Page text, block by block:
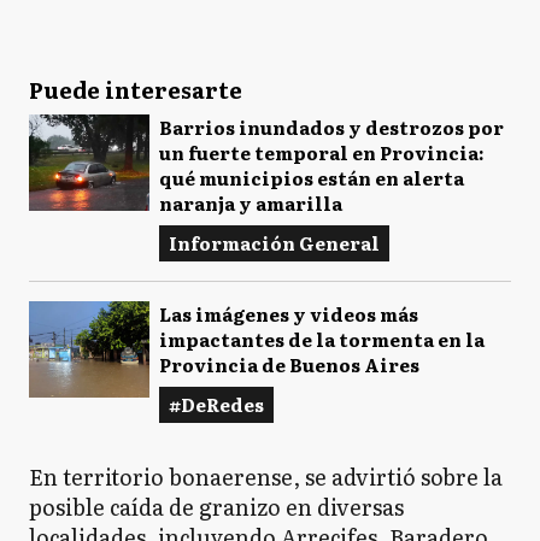
PI Punta Indio
Quilmes
SV San Vicente
Puede interesarte
Barrios inundados y destrozos por
un fuerte temporal en Provincia:
qué municipios están en alerta
naranja y amarilla
Información General
Las imágenes y videos más
impactantes de la tormenta en la
Provincia de Buenos Aires
#DeRedes
En territorio bonaerense, se advirtió sobre la
posible caída de granizo en diversas